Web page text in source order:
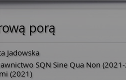
porą
Jadowska
SQN Sine Qua Non
(2021)